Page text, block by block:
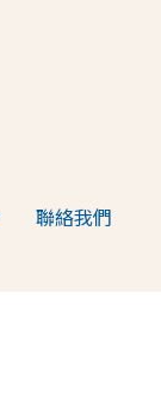
聯絡我們